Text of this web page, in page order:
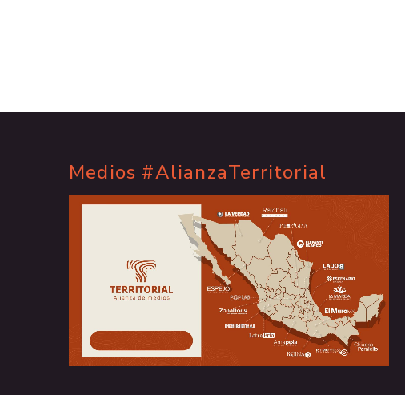
Medios #AlianzaTerritorial